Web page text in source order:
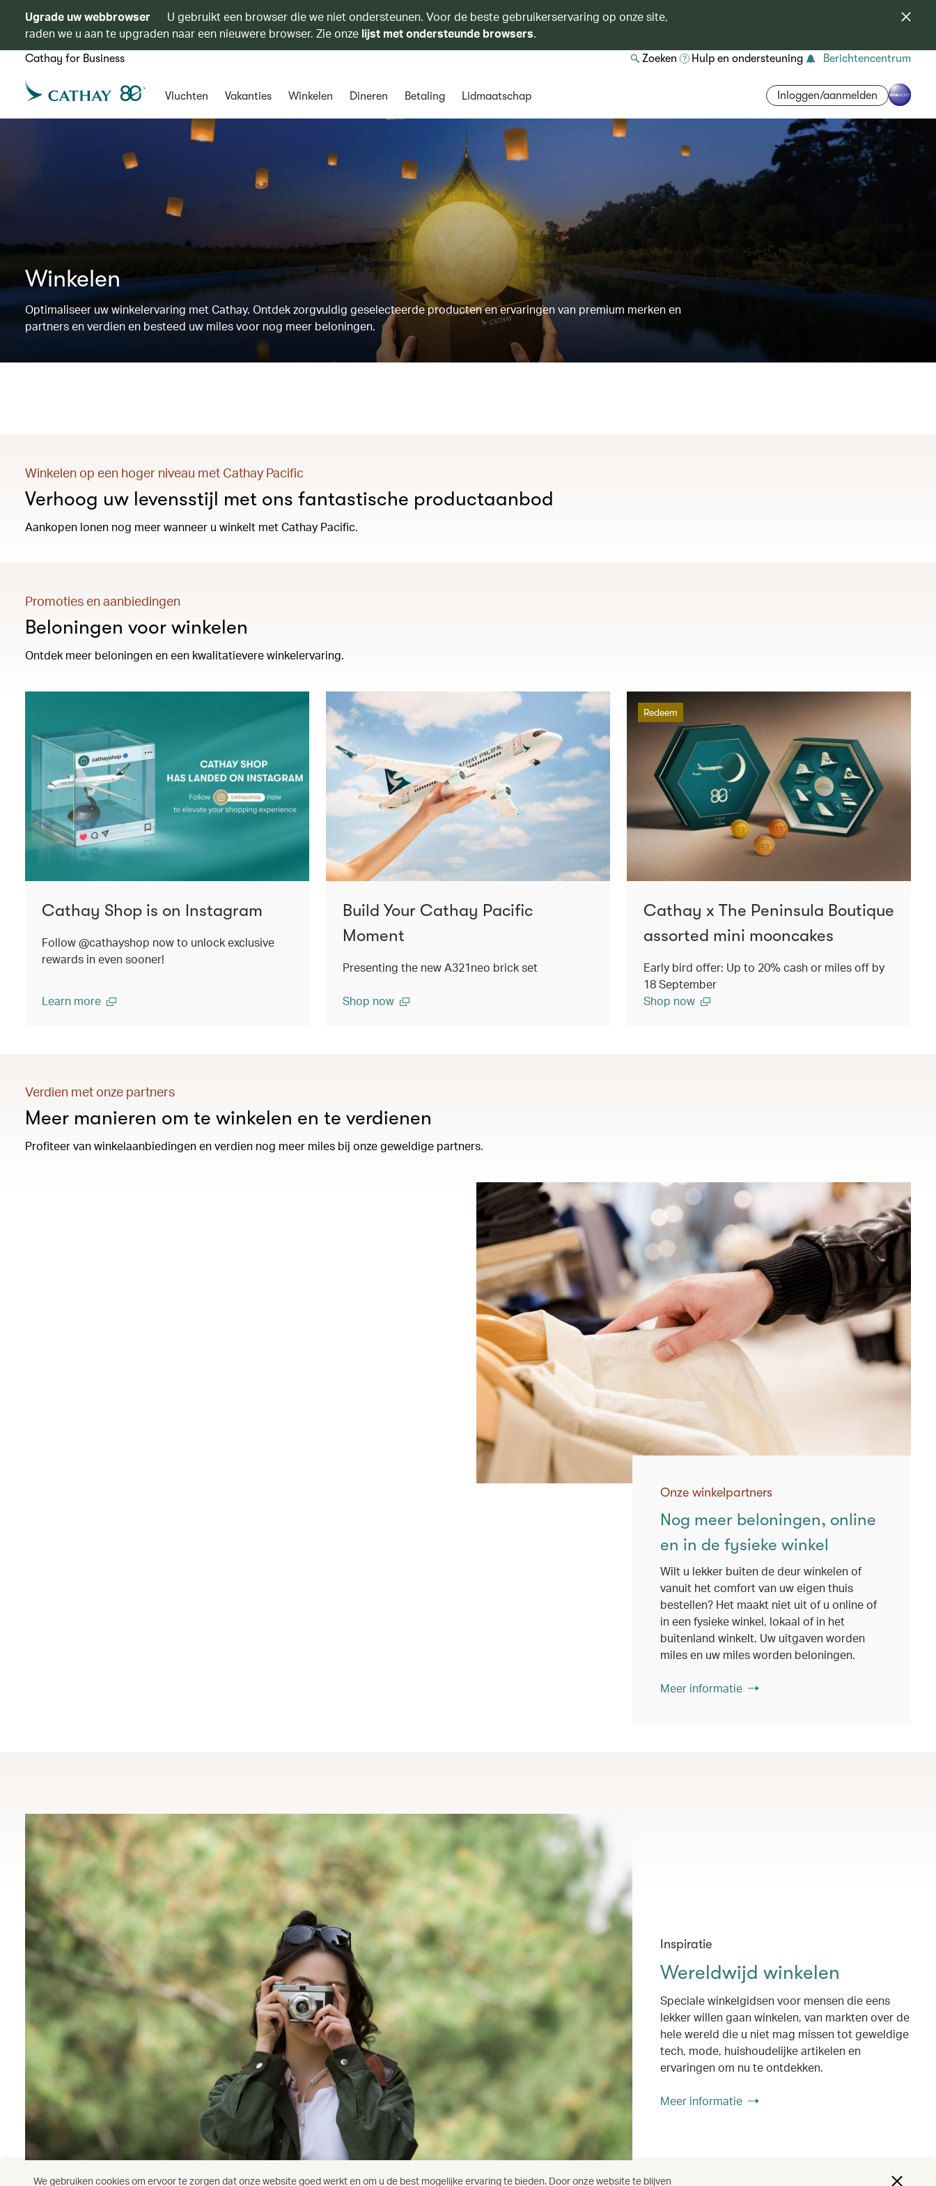
Ugrade uw webbrowser
U gebruikt een browser die we niet ondersteunen. Voor de beste gebruikerservaring op onze site,
raden we u aan te upgraden naar een nieuwere browser. Zie onze lijst met ondersteunde browsers.
Cathay for Business Zoeken Hulp en ondersteuning Berichtencentrum
Vluchten Vakanties Winkelen Dineren Betaling Lidmaatschap Inloggen/aanmelden
Winkelen
Optimaliseer uw winkelervaring met Cathay. Ontdek zorgvuldig geselecteerde producten en ervaringen van premium merken en
partners en verdien en besteed uw miles voor nog meer beloningen.
Winkelen op een hoger niveau met Cathay Pacific
Verhoog uw levensstijl met ons fantastische productaanbod
Aankopen lonen nog meer wanneer u winkelt met Cathay Pacific.
Promoties en aanbiedingen
Beloningen voor winkelen
Ontdek meer beloningen en een kwalitatievere winkelervaring.
Cathay Shop is on Instagram
Follow @cathayshop now to unlock exclusive
rewards in even sooner!
Learn more
Build Your Cathay Pacific
Moment
Presenting the new A321neo brick set
Shop now
Redeem
Cathay x The Peninsula Boutique
assorted mini mooncakes
Early bird offer: Up to 20% cash or miles off by
18 September
Shop now
Verdien met onze partners
Meer manieren om te winkelen en te verdienen
Profiteer van winkelaanbiedingen en verdien nog meer miles bij onze geweldige partners.
Onze winkelpartners
Nog meer beloningen, online
en in de fysieke winkel
Wilt u lekker buiten de deur winkelen of
vanuit het comfort van uw eigen thuis
bestellen? Het maakt niet uit of u online of
in een fysieke winkel, lokaal of in het
buitenland winkelt. Uw uitgaven worden
miles en uw miles worden beloningen.
Meer informatie
Inspiratie
Wereldwijd winkelen
Speciale winkelgidsen voor mensen die eens
lekker willen gaan winkelen, van markten over de
hele wereld die u niet mag missen tot geweldige
tech, mode, huishoudelijke artikelen en
ervaringen om nu te ontdekken.
Meer informatie
We gebruiken cookies om ervoor te zorgen dat onze website goed werkt en om u de best mogelijke ervaring te bieden. Door onze website te blijven